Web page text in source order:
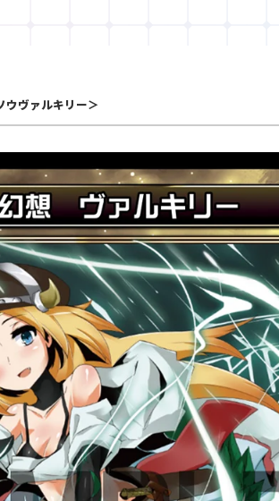
ウヴァルキリー＞